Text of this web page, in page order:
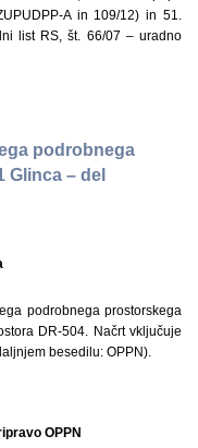
A in 109/12) in 51.
list RS, št. 66/07 – uradno
podrobnega
Glinca – del
podrobnega prostorskega
DR-504. Načrt vključuje
besedilu: OPPN).
OPPN